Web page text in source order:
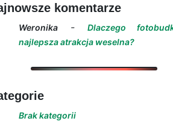
komentarze
Weronika -
Dlaczego
najlepsza atrakcja weselna?
Brak kategorii